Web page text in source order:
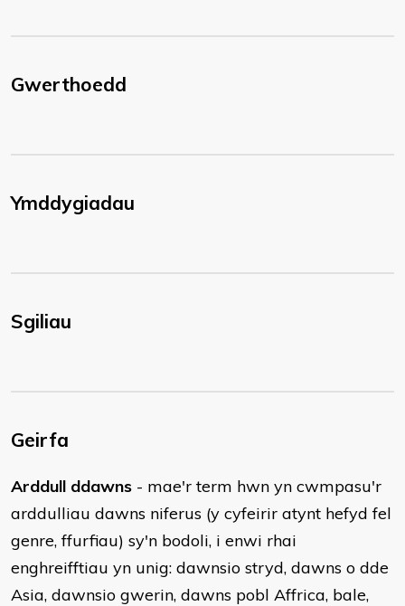
Gwerthoedd
Ymddygiadau
Sgiliau
Geirfa
Arddull ddawns - mae'r term hwn yn cwmpasu'r
arddulliau dawns niferus (y cyfeirir atynt hefyd fel
genre, ffurfiau) sy'n bodoli, i enwi rhai
enghreifftiau yn unig: dawnsio stryd, dawns o dde
Asia, dawnsio gwerin, dawns pobl Affrica, bale,